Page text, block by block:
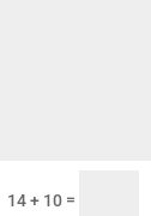
14 + 10=